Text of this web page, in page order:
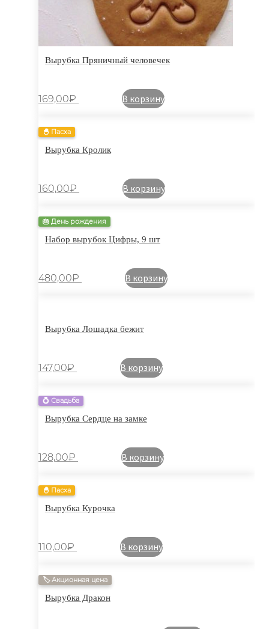
Вырубка Пряничный человечек
169,00₽ В корзину
🐣 Пасха
Вырубка Кролик
160,00₽ В корзину
🎂 День рождения
Набор вырубок Цифры, 9 шт
480,00₽ В корзину
Вырубка Лошадка бежит
147,00₽ В корзину
💍 Свадьба
Вырубка Сердце на замке
128,00₽ В корзину
🐣 Пасха
Вырубка Курочка
110,00₽ В корзину
🏷 Акционная цена
Вырубка Дракон